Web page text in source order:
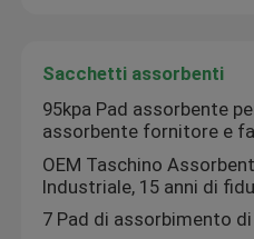
Sacchetti assorbenti
95kpa Pad assorbente
assorbente fornitore e
OEM Taschino
Industriale, 15 anni di
7 Pad di assorbimento